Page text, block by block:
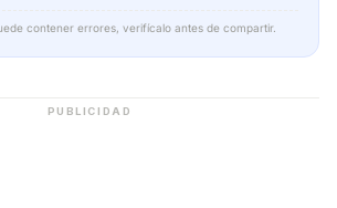
contener errores, verifícalo antes de compartir.
PUBLICIDAD